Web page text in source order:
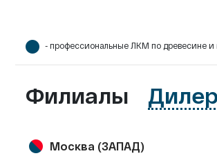
- профессиональные ЛКМ по древесине и
Филиалы
Москва (ЗАПАД)